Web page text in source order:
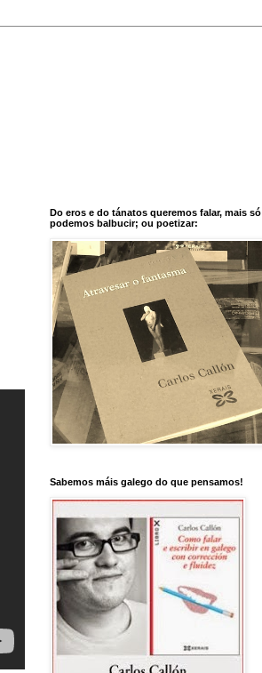
Do eros e do tánatos queremos falar, mais só
podemos balbucir; ou poetizar:
Sabemos máis galego do que pensamos!